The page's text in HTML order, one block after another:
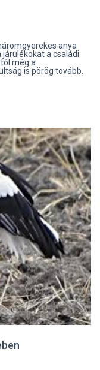
anya
a családi
még a
is pörög tovább.